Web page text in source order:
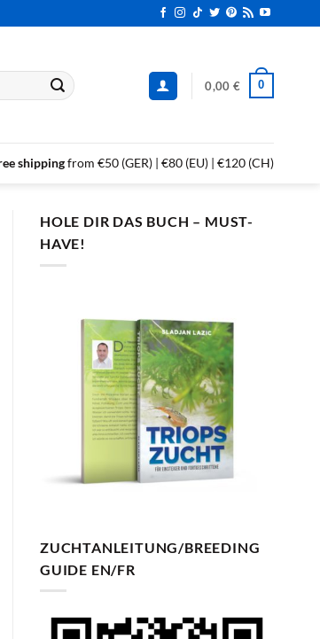
0,00 € 0
shippingfrom €50 (GER) | €80 (EU) | €120 (CH)
HOLE DIR DAS BUCH – MUST-
HAVE!
ZUCHTANLEITUNG/BREEDING
GUIDE EN/FR